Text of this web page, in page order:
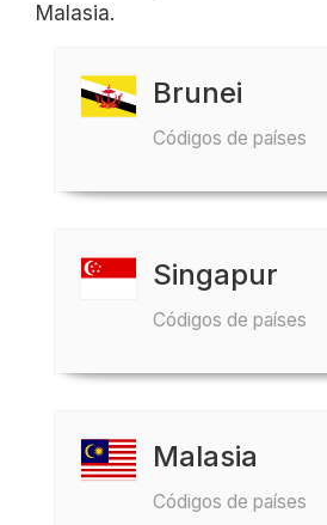
Malasia.
Brunei
Códigos de países
Singapur
Códigos de países
Malasia
Códigos de países